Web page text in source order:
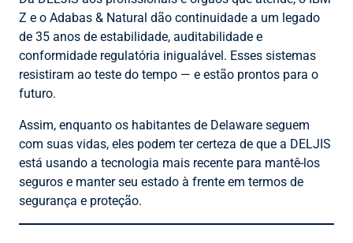
Z e o Adabas & Natural dão continuidade a um legado
de 35 anos de estabilidade, auditabilidade e
conformidade regulatória inigualável. Esses sistemas
resistiram ao teste do tempo — e estão prontos para o
futuro.
Assim, enquanto os habitantes de Delaware seguem
com suas vidas, eles podem ter certeza de que a DELJIS
está usando a tecnologia mais recente para mantê-los
seguros e manter seu estado à frente em termos de
segurança e proteção.